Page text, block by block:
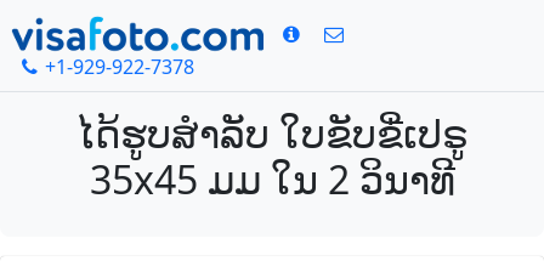
+1-929-922-7378
ໄດ້ຮູບສໍາລັບ ໃບຂັບຂີ່ເປຣູ
35x45 ມມ ໃນ 2 ວິນາທີ